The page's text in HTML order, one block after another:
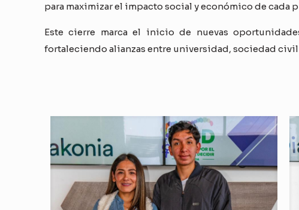
para maximizar el impacto social y económico de cada
Este cierre marca el inicio de nuevas
fortaleciendo alianzas entre universidad, sociedad